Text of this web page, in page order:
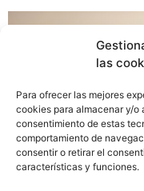
las
Para ofrecer las mejores
cookies para almacenar y/o
consentimiento de estas
comportamiento de
consentir o retirar el
características y funciones.